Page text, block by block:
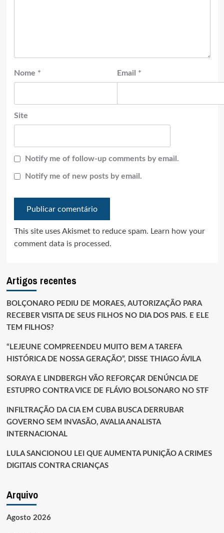
Nome * Email *
Site
Notify me of follow-up comments by email.
Notify me of new posts by email.
This site uses Akismet to reduce spam. Learn how your
comment data is processed.
Artigos recentes
BOLÇONARO PEDIU DE MORAES, AUTORIZAÇÃO PARA
RECEBER VISITA DE SEUS FILHOS NO DIA DOS PAIS. E ELE
TEM FILHOS?
“LEJEUNE COMPREENDEU MUITO BEM A TAREFA
HISTÓRICA DE NOSSA GERAÇÃO”, DISSE THIAGO ÁVILA
SORAYA E LINDBERGH VÃO REFORÇAR DENÚNCIA DE
ESTUPRO CONTRA VICE DE FLÁVIO BOLSONARO NO STF
INFILTRAÇÃO DA CIA EM CUBA BUSCA DERRUBAR
GOVERNO SEM INVASÃO, AVALIA ANALISTA
INTERNACIONAL
LULA SANCIONOU LEI QUE AUMENTA PUNIÇÃO A CRIMES
DIGITAIS CONTRA CRIANÇAS
Arquivo
Agosto 2026